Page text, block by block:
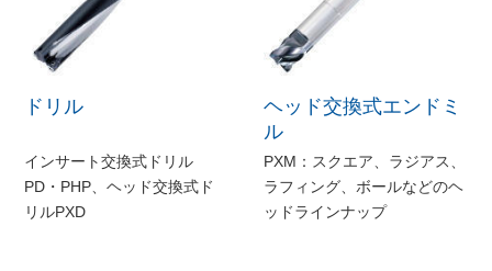
ドリル
インサート交換式ドリル
PD・PHP、ヘッド交換式ド
リルPXD
ヘッド交換式エンドミ
ル
PXM：スクエア、ラジアス、
ラフィング、ボールなどのヘ
ッドラインナップ